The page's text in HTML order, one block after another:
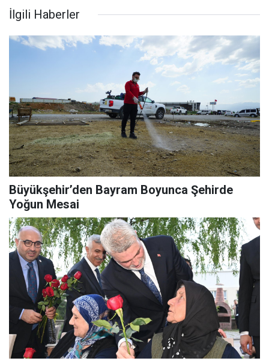
İlgili Haberler
Büyükşehir’den Bayram Boyunca Şehirde
Yoğun Mesai